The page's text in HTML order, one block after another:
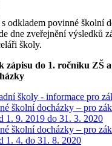
odkladem povinné školní
dne zveřejnění výsledků
školy.
zápisu do 1. ročníku ZŠ
školy - informace pro
školní docházky – pro
1. 9. 2019 do 31. 3. 2020
školní docházky – pro
1. 4. do 31. 8. 2020